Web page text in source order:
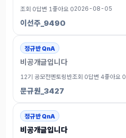
조회 0답변 1 좋아요 02026-08-05
이선주_9490
정규반 QnA
비공개글입니다
12기 공모전멘토링반조회 0답변 4좋아요 0
문규원_3427
정규반 QnA
비공개글입니다